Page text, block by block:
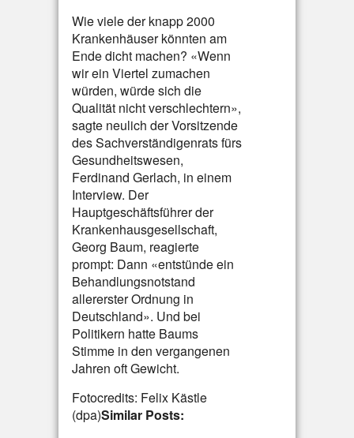
Wie viele der knapp 2000
Krankenhäuser könnten am
Ende dicht machen? «Wenn
wir ein Viertel zumachen
würden, würde sich die
Qualität nicht verschlechtern»,
sagte neulich der Vorsitzende
des Sachverständigenrats fürs
Gesundheitswesen,
Ferdinand Gerlach, in einem
Interview. Der
Hauptgeschäftsführer der
Krankenhausgesellschaft,
Georg Baum, reagierte
prompt: Dann «entstünde ein
Behandlungsnotstand
allererster Ordnung in
Deutschland». Und bei
Politikern hatte Baums
Stimme in den vergangenen
Jahren oft Gewicht.
Fotocredits: Felix Kästle
(dpa)Similar Posts: